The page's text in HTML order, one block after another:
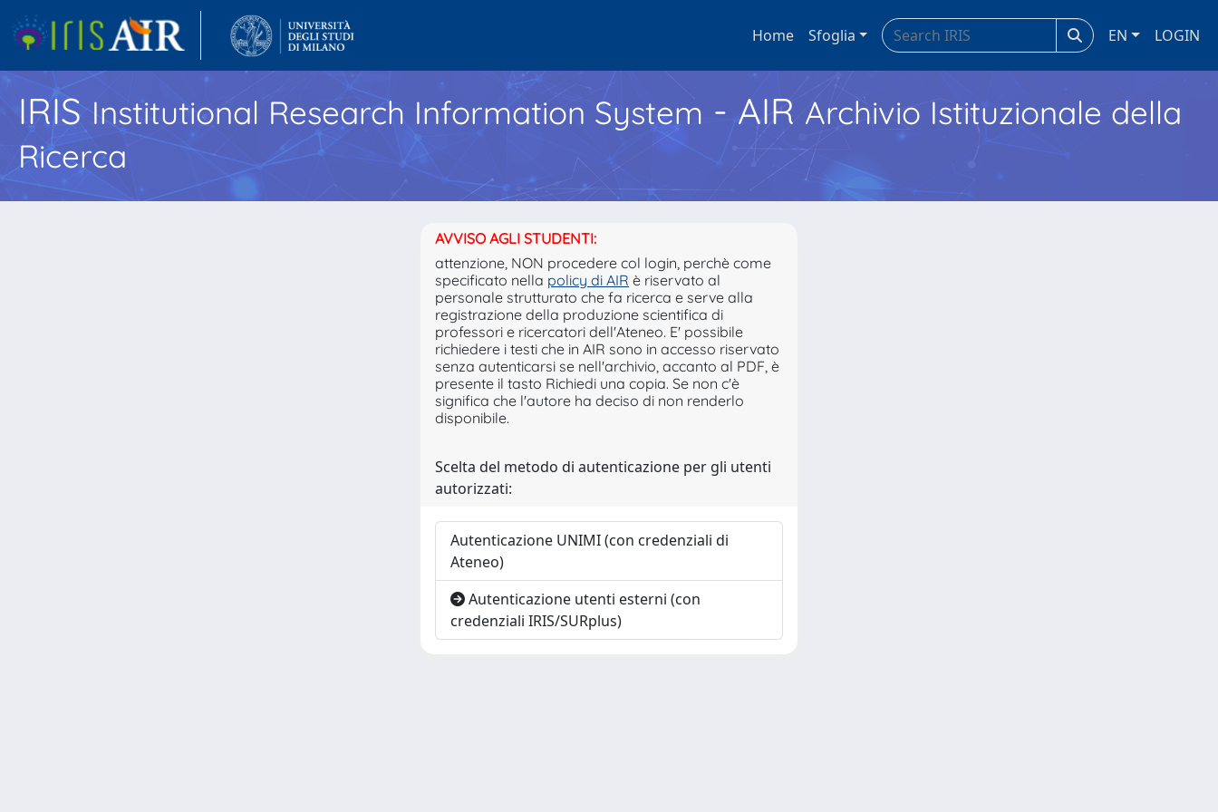
Home Sfoglia EN LOGIN
IRISInstitutional Research Information System - AIR Archivio Istituzionale della
Ricerca
AVVISO AGLI STUDENTI:
attenzione, NON procedere col login, perchè come
specificato nella policy di AIR è riservato al
personale strutturato che fa ricerca e serve alla
registrazione della produzione scientifica di
professori e ricercatori dell'Ateneo. E' possibile
richiedere i testi che in AIR sono in accesso riservato
senza autenticarsi se nell'archivio, accanto al PDF, è
presente il tasto Richiedi una copia. Se non c'è
significa che l'autore ha deciso di non renderlo
disponibile.
Scelta del metodo di autenticazione per gli utenti
autorizzati:
Autenticazione UNIMI (con credenziali di
Ateneo)
Autenticazione utenti esterni (con
credenziali IRIS/SURplus)